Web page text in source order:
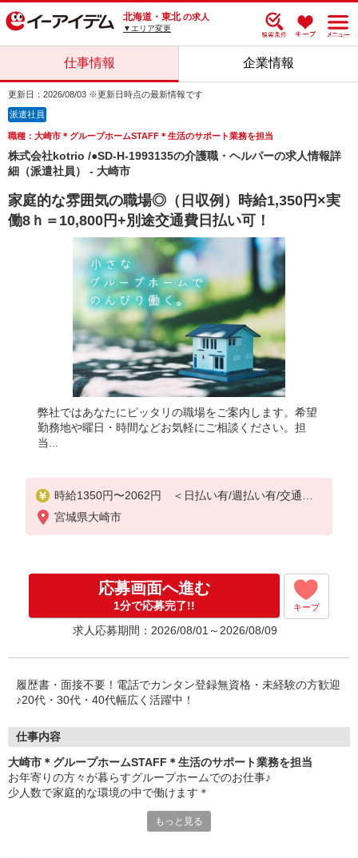
北海道・東北 の求人
▼エリア変更
仕事情報 企業情報
更新日：2026/08/03 ※更新日時点の最新情報です
派遣社員
職種：大崎市＊グループホームSTAFF＊生活のサポート業務を担当
株式会社kotrio /●SD-H-1993135の介護職・ヘルパーの求人情報詳
細（派遣社員） - 大崎市
家庭的な雰囲気の職場◎（日収例）時給1,350円×実
働8ｈ＝10,800円+別途交通費日払い可！
弊社ではあなたにピッタリの職場をご案内します。希望
勤務地や曜日・時間などお気軽にご相談ください。担
当...
時給1350円〜2062円 ＜日払い有/週払い有/交通費
全支給(ガソリン代含む)＞
宮城県大崎市
応募画面へ進む
1分で応募完了!! キープ
求人応募期間：2026/08/01～2026/08/09
履歴書・面接不要！電話でカンタン登録無資格・未経験の方歓迎
♪20代・30代・40代幅広く活躍中！
仕事内容
大崎市＊グループホームSTAFF＊生活のサポート業務を担当
お年寄りの方々が暮らすグループホームでのお仕事♪
少人数で家庭的な環境の中で働けます＊
もっと見る